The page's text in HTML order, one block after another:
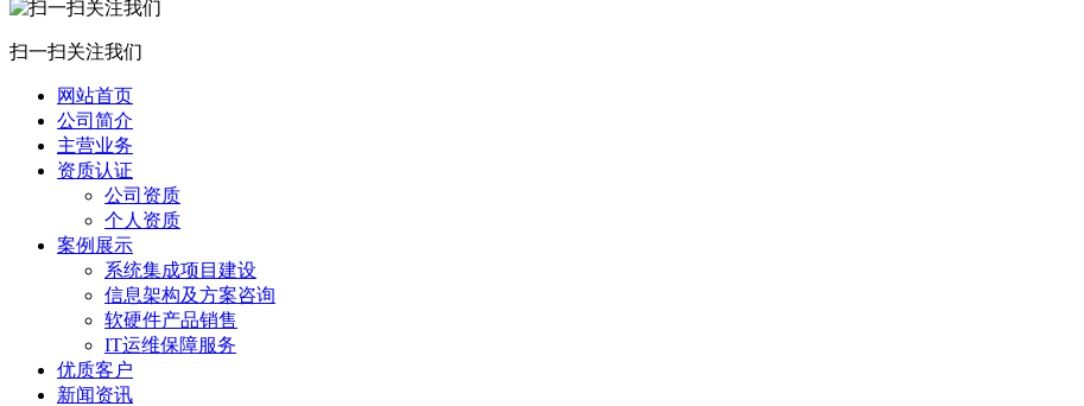
扫一扫关注我们
网站首页
公司简介
主营业务
资质认证
公司资质
个人资质
案例展示
系统集成项目建设
信息架构及方案咨询
软硬件产品销售
IT运维保障服务
优质客户
新闻资讯